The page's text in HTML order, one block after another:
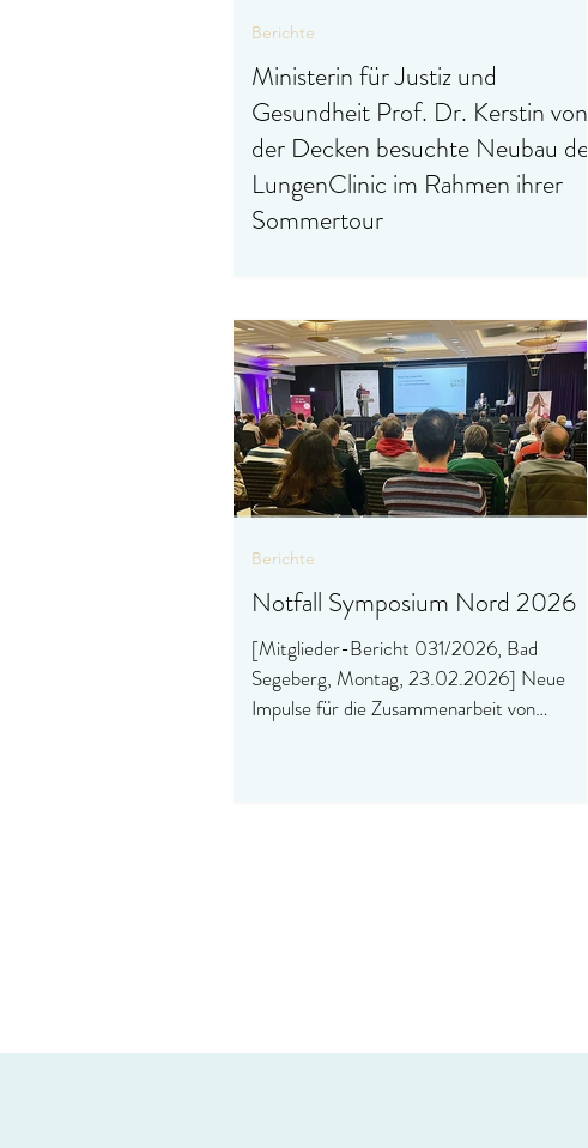
Ministerin für Justiz und
Gesundheit Prof. Dr. Kerstin von
der Decken besuchte Neubau der
LungenClinic im Rahmen ihrer
Sommertour
Rahmen ihrer diesjährigen Sommertour
besuchte die Ministerin für Justiz und
Gesundheit des Landes Schleswig-Holstein,
Prof. Dr. Kerstin von der Decken, in der
vergangenen Woche den Neubau der
LungenClinic Grosshansdorf.
Berichte
Notfall Symposium Nord 2026
[Mitglieder-Bericht 031/2026, Bad
Segeberg, Montag, 23.02.2026] Neue
Impulse für die Zusammenarbeit von
Berichte